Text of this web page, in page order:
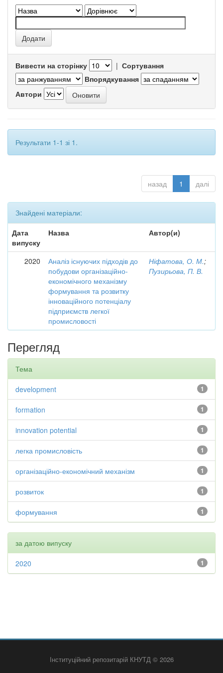
Вивести на сторінку | Сортування
Впорядкування
Автори
Результати 1-1 зі 1.
назад 1 далі
Знайдені матеріали:
Дата
випуску
Назва Автор(и)
2020
Аналіз існуючих підходів до
побудови організаційно-
економічного механізму
формування та розвитку
інноваційного потенціалу
підприємств легкої
промисловості
Ніфатова, О. М.;
Пузирьова, П. В.
Перегляд
Тема
1
development
1
formation
1
innovation potential
1
легка промисловість
1
організаційно-економічний механізм
1
розвиток
1
формування
за датою випуску
1
2020
Інституційний репозитарій КНУТД © 2026